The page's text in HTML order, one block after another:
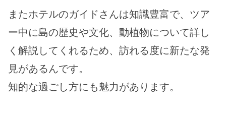
またホテルのガイドさんは知識豊富で、ツア
ー中に島の歴史や文化、動植物について詳し
く解説してくれるため、訪れる度に新たな発
見があるんです。
知的な過ごし方にも魅力があります。